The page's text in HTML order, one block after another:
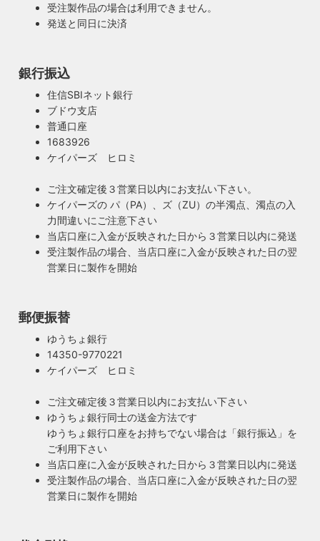
もしもの時も安心・製作担当者が修理を行いま
す
ご購入頂いた照明がもしも故障した場合は、すぐに当店にご
連絡ください！ハンドメイド照明やアンティーク照明は修理
が心配とよくお声を頂きますが、当店では器具を製作した本
人が責任をもって修理にあたります。造ったりカスタムした
本人だからこそ分かる不具合を見逃しません。
◆もっと詳しく見る
100年近く前のソケットも復活・特殊な絶縁体
ヴィンテージスタイルの照明製作に欠かせない古いソケッ
いたインシュレーター（絶縁体）はご覧の通り炭化してボロ
ボロに。当店では専門機関に依頼し、特殊カーボンを使いオ
リジナルのインシュレーターを製造しました。これで100年
近く前のソケットも安心してお使い頂けます。
受注製作品の場合は利用できません。
発送と同日に決済
銀行振込
住信SBIネット銀行
ブドウ支店
普通口座
1683926
ケイパーズ ヒロミ
ご注文確定後３営業日以内にお支払い下さい。
ケイパーズの パ（PA）、ズ（ZU）の半濁点、濁点の入
力間違いにご注意下さい
当店口座に入金が反映された日から３営業日以内に発送
受注製作品の場合、当店口座に入金が反映された日の翌
営業日に製作を開始
郵便振替
ゆうちょ銀行
14350-9770221
ケイパーズ ヒロミ
ご注文確定後３営業日以内にお支払い下さい
ゆうちょ銀行同士の送金方法です
ゆうちょ銀行口座をお持ちでない場合は「銀行振込」を
ご利用下さい
当店口座に入金が反映された日から３営業日以内に発送
受注製作品の場合、当店口座に入金が反映された日の翌
営業日に製作を開始